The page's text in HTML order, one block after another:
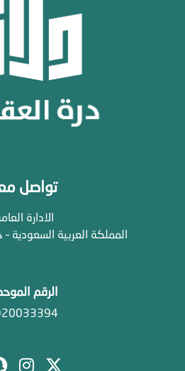
تواصل
الادارة
المملكة العربية السعودية –
الرقم